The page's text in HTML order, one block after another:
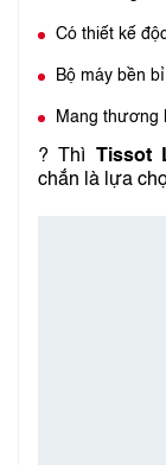
Có thiết kế
Bộ máy bền
Mang thương
? Thì Tissot
chắn là lựa